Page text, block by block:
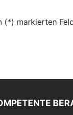
(*) markierten